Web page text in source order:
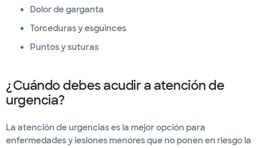
Dolor de garganta
Torceduras y esguinces
Puntos y suturas
¿Cuándo debes acudir a atención de
urgencia?
La atención de urgencias es la mejor opción para
enfermedades y lesiones menores que no ponen en riesgo la